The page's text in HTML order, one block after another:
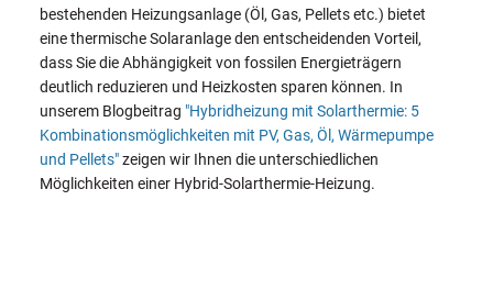
bestehenden Heizungsanlage (Öl, Gas, Pellets etc.) bietet
eine thermische Solaranlage den entscheidenden Vorteil,
dass Sie die Abhängigkeit von fossilen Energieträgern
deutlich reduzieren und Heizkosten sparen können. In
unserem Blogbeitrag "Hybridheizung mit Solarthermie: 5
Kombinationsmöglichkeiten mit PV, Gas, Öl, Wärmepumpe
und Pellets"zeigen wir Ihnen die unterschiedlichen
Möglichkeiten einer Hybrid-Solarthermie-Heizung.